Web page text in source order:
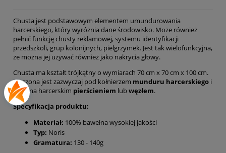
Chusta jest podstawowym elementem umundurowania
harcerskiego, który wyróżnia dane środowisko. Może również
pełnić funkcję chusty reklamowej, systemu identyfikacji
przedszkoli, grup kolonijnych, pielgrzymek. Jest tak wielofunkcyjna,
że można jej używać również jako nakrycia głowy.
Chusta ma kształt trójkątny o wymiarach 70 cm x 70 cm x 100 cm.
Noszona jest zazwyczaj pod kołnierzem munduru harcerskiego i
spinana harcerskim pierścieniem lubwęzłem.
Specyfikacja produktu:
Materiał: 100% bawełna wysokiej jakości
Typ: Noris
Gramatura: 130 - 140g